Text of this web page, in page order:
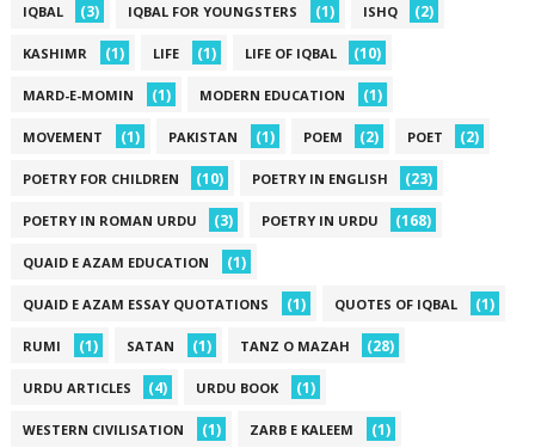
IQBAL (3) IQBAL FOR YOUNGSTERS (1) ISHQ (2)
KASHIMR (1) LIFE (1) LIFE OF IQBAL (10)
MARD-E-MOMIN (1) MODERN EDUCATION (1)
MOVEMENT (1) PAKISTAN (1) POEM (2) POET (2)
POETRY FOR CHILDREN (10) POETRY IN ENGLISH (23)
POETRY IN ROMAN URDU (3) POETRY IN URDU (168)
QUAID E AZAM EDUCATION (1)
QUAID E AZAM ESSAY QUOTATIONS (1) QUOTES OF IQBAL (1)
RUMI (1) SATAN (1) TANZ O MAZAH (28)
URDU ARTICLES (4) URDU BOOK (1)
WESTERN CIVILISATION (1) ZARB E KALEEM (1)